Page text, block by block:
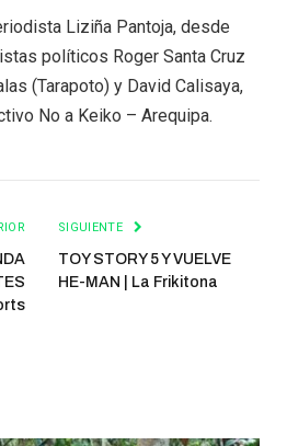
Liziña Pantoja, desde
políticos Roger Santa Cruz
(Tarapoto) y David Calisaya,
No a Keiko – Arequipa.
SIGUIENTE
TOY STORY 5 Y VUELVE
HE-MAN | La Frikitona